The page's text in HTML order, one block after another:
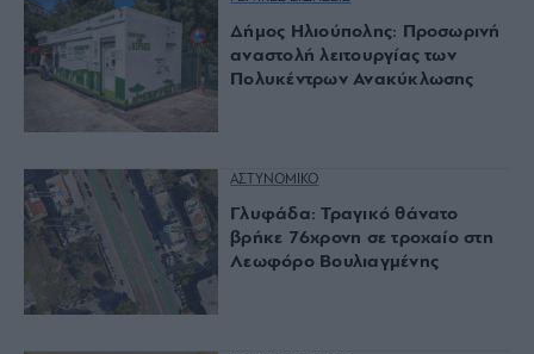
Δήμος Ηλιούπολης: Προσωρινή
αναστολή λειτουργίας των
Πολυκέντρων Ανακύκλωσης
ΑΣΤΥΝΟΜΙΚΟ
Γλυφάδα: Τραγικό θάνατο
βρήκε 76χρονη σε τροχαίο στη
Λεωφόρο Βουλιαγμένης